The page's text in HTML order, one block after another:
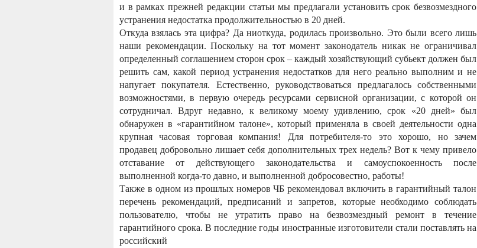
и в рамках прежней редакции статьи мы предлагали установить срок безвозмездного
устранения недостатка продолжительностью в 20 дней.
Откуда взялась эта цифра? Да ниоткуда, родилась произвольно. Это были всего лишь
наши рекомендации. Поскольку на тот момент законодатель никак не ограничивал
определенный соглашением сторон срок – каждый хозяйствующий субьект должен был
решить сам, какой период устранения недостатков для него реально выполним и не
напугает покупателя. Естественно, руководствоваться предлагалось собственными
возможностями, в первую очередь ресурсами сервисной организации, с которой он
сотрудничал. Вдруг недавно, к великому моему удивлению, срок «20 дней» был
обнаружен в «гарантийном талоне», который применяла в своей деятельности одна
крупная часовая торговая компания! Для потребителя-то это хорошо, но зачем
продавец добровольно лишает себя дополнительных трех недель? Вот к чему привело
отставание от действующего законодательства и самоуспокоенность после
выполненной когда-то давно, и выполненной добросовестно, работы!
Также в одном из прошлых номеров ЧБ рекомендовал включить в гарантийный талон
перечень рекомендаций, предписаний и запретов, которые необходимо соблюдать
пользователю, чтобы не утратить право на безвозмездный ремонт в течение
гарантийного срока. В последние годы иностранные изготовители стали поставлять на
российский